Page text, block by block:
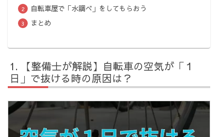
自転車屋で「水調べ」をしてもらおう
まとめ
【整備士が解説】自転車の空気が「１
日」で抜ける時の原因は？